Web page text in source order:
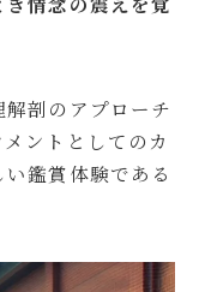
剖のアプローチ
ントとしてのカ
鑑賞体験である